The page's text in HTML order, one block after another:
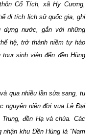
Cổ Tích, xã Hy Cương,
di tích lịch sử quốc gia, ghi
dựng nước, gắn với những
hệ, trở thành niềm tự hào
sinh viên đến đền Hùng
qua nhiều lần sửa sang, tu
nguyên niên đời vua Lê Đại
đền Hạ và chùa. Các
khu Đền Hùng là “Nam